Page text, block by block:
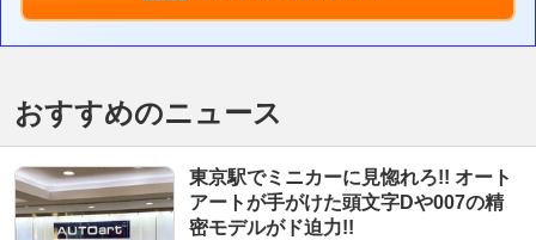
おすすめのニュース
東京駅でミニカーに見惚れろ!! オート
アートが手がけた頭文字Dや007の精
密モデルがド迫力!!